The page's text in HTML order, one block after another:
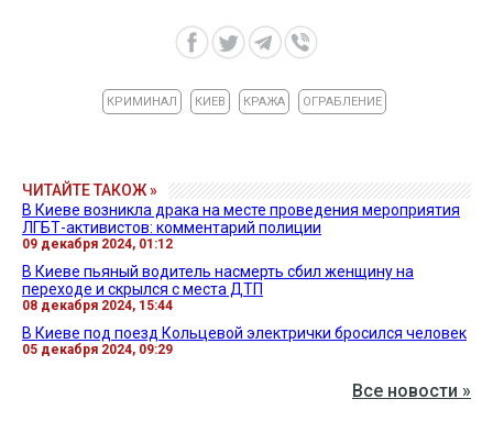
КРИМИНАЛ КИЕВ КРАЖА ОГРАБЛЕНИЕ
ЧИТАЙТЕ ТАКОЖ »
В Киеве возникла драка на месте проведения мероприятия
ЛГБТ-активистов: комментарий полиции
09 декабря 2024, 01:12
В Киеве пьяный водитель насмерть сбил женщину на
переходе и скрылся с места ДТП
08 декабря 2024, 15:44
В Киеве под поезд Кольцевой электрички бросился человек
05 декабря 2024, 09:29
Все новости »